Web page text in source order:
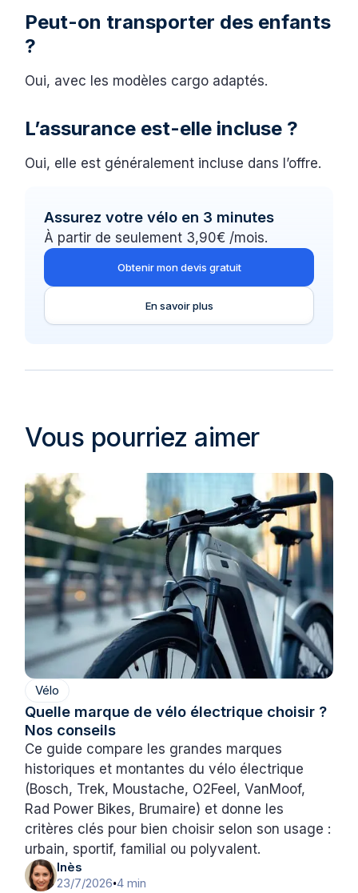
Peut-on transporter des enfants
?
Oui, avec les modèles cargo adaptés.
L’assurance est-elle incluse ?
Oui, elle est généralement incluse dans l’offre.
Assurez votre vélo en 3 minutes
À partir de seulement 3,90€ /mois.
Obtenir mon devis gratuit
En savoir plus
Vous pourriez aimer
Vélo
Quelle marque de vélo électrique choisir ?
Nos conseils
Ce guide compare les grandes marques
historiques et montantes du vélo électrique
(Bosch, Trek, Moustache, O2Feel, VanMoof,
Rad Power Bikes, Brumaire) et donne les
critères clés pour bien choisir selon son usage :
urbain, sportif, familial ou polyvalent.
Inès
23/7/2026•4 min